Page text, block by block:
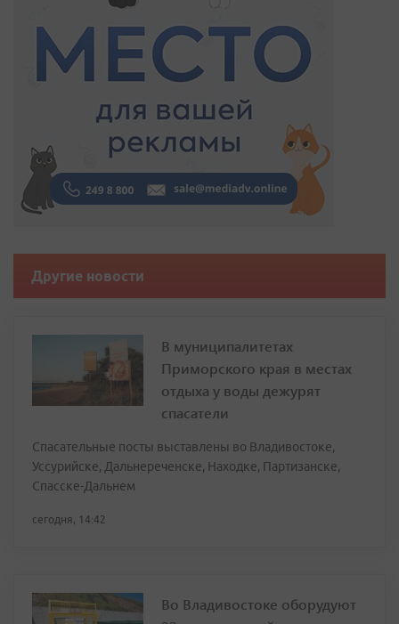
Другие новости
В муниципалитетах
Приморского края в местах
отдыха у воды дежурят
спасатели
Спасательные посты выставлены во Владивостоке,
Уссурийске, Дальнереченске, Находке, Партизанске,
Спасске-Дальнем
сегодня, 14:42
Во Владивостоке оборудуют